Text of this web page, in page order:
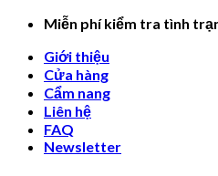
Skip
content
Miễn phí kiểm tra tình
Giới thiệu
Cửa hàng
Cẩm nang
Liên hệ
FAQ
Newsletter